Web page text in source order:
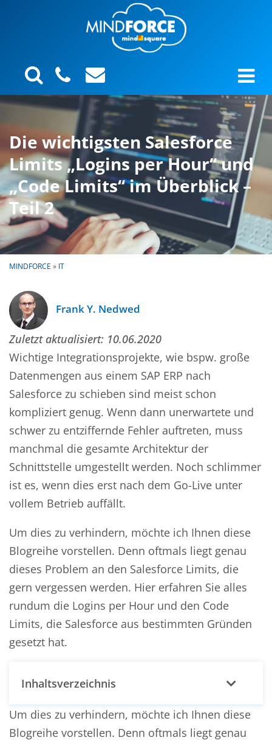
Die wichtigsten Salesforce
Limits „Logins per Hour‘‘ und
„Code Limits‘‘ im Überblick –
Teil 2
MINDFORCE » IT
Frank Y. Nedwed
Zuletzt aktualisiert: 10.06.2020
Wichtige Integrationsprojekte, wie bspw. große
Datenmengen aus einem SAP ERP nach
Salesforce zu schieben sind meist schon
kompliziert genug. Wenn dann unerwartete und
schwer zu entziffernde Fehler auftreten, muss
manchmal die gesamte Architektur der
Schnittstelle umgestellt werden. Noch schlimmer
ist es, wenn dies erst nach dem Go-Live unter
vollem Betrieb auffällt.
Um dies zu verhindern, möchte ich Ihnen diese
Blogreihe vorstellen. Denn oftmals liegt genau
dieses Problem an den Salesforce Limits, die
gern vergessen werden. Hier erfahren Sie alles
rundum die Logins per Hour und den Code
Limits, die Salesforce aus bestimmten Gründen
gesetzt hat.
Inhaltsverzeichnis
Um dies zu verhindern, möchte ich Ihnen diese
Blogreihe vorstellen. Denn oftmals liegt genau